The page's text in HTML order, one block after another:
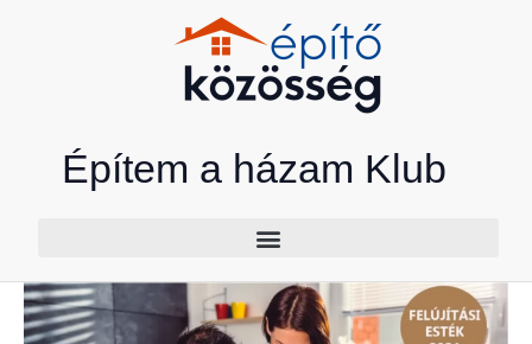
Építem a házam Klub